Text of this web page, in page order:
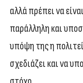
αλλά πρέπει να
παράλληλη και
υπόψη της η
σχεδιάζει και να